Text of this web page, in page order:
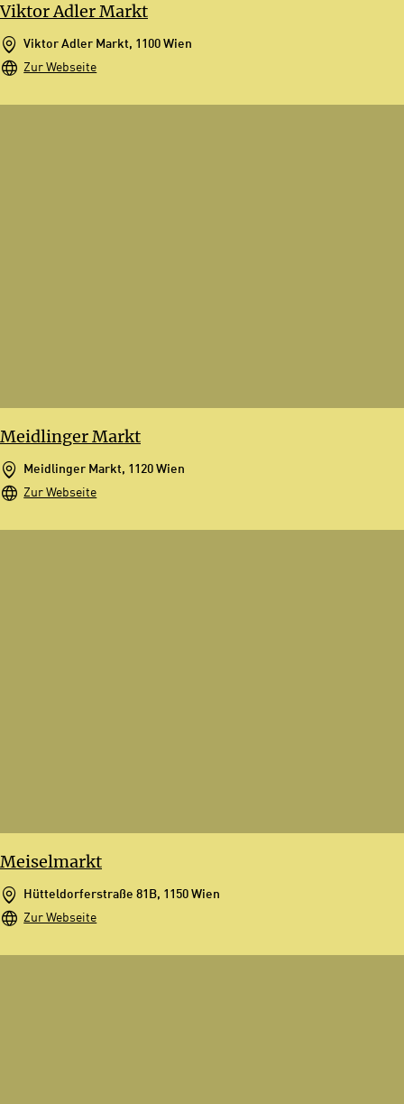
Viktor Adler Markt
Viktor Adler Markt, 1100 Wien
Zur Webseite
Meidlinger Markt
Meidlinger Markt, 1120 Wien
Zur Webseite
Meiselmarkt
Hütteldorferstraße 81B, 1150 Wien
Zur Webseite